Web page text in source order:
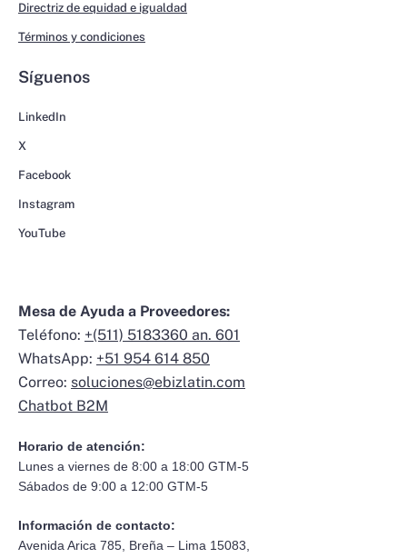
Directriz de equidad e igualdad
Términos y condiciones
Síguenos
LinkedIn
X
Facebook
Instagram
YouTube
Mesa de Ayuda a Proveedores:
Teléfono: +(511) 5183360 an. 601
WhatsApp: +51 954 614 850
Correo: soluciones@ebizlatin.com
Chatbot B2M
Horario de atención:
Lunes a viernes de 8:00 a 18:00 GTM-5
Sábados de 9:00 a 12:00 GTM-5
Información de contacto:
Avenida Arica 785, Breña – Lima 15083,